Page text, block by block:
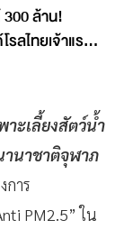
ล้าน!
รลไทยเจ้าแรก
ะเลี้ยงสัตว์น้ำ
านาชาติจุฬาภ
การ
PM2.5” ใน